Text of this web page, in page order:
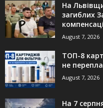
На
загиблих
August 7, 2026
ТОП-8
не
August 7, 2026
На 7